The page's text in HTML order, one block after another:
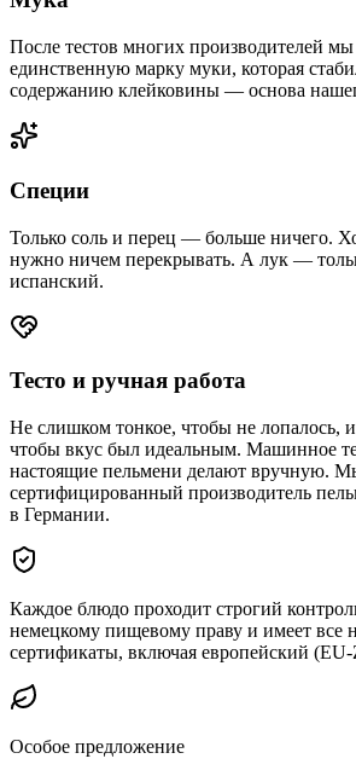
После тестов многих производителей
единственную марку муки, которая
содержанию клейковины — основа
Специи
Только соль и перец — больше ничего.
нужно ничем перекрывать. А лук —
испанский.
Тесто и ручная работа
Не слишком тонкое, чтобы не лопалось,
чтобы вкус был идеальным. Машинное
настоящие пельмени делают вручную.
сертифицированный производитель
в Германии.
Каждое блюдо проходит строгий
немецкому пищевому праву и имеет все
сертификаты, включая европейский (EU-
Особое предложение